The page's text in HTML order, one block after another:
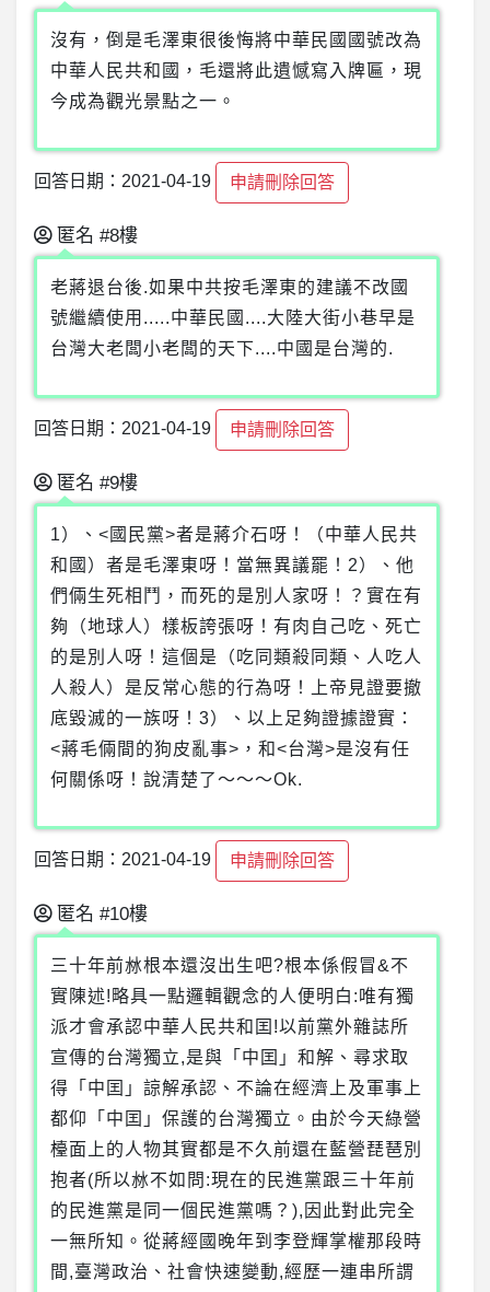
沒有，倒是毛澤東很後悔將中華民國國號改為
中華人民共和國，毛還將此遺憾寫入牌匾，現
今成為觀光景點之一。
回答日期：2021-04-19 申請刪除回答
匿名 #8樓
老蔣退台後.如果中共按毛澤東的建議不改國
號繼續使用.....中華民國....大陸大街小巷早是
台灣大老闆小老闆的天下....中國是台灣的.
回答日期：2021-04-19 申請刪除回答
匿名 #9樓
1）、<國民黨>者是蔣介石呀！（中華人民共
和國）者是毛澤東呀！當無異議罷！2）、他
們倆生死相鬥，而死的是別人家呀！？實在有
夠（地球人）樣板誇張呀！有肉自己吃、死亡
的是別人呀！這個是（吃同類殺同類、人吃人
人殺人）是反常心態的行為呀！上帝見證要撤
底毀滅的一族呀！3）、以上足夠證據證實：
<蔣毛倆間的狗皮亂事>，和<台灣>是沒有任
何關係呀！說清楚了～～～Ok.
回答日期：2021-04-19 申請刪除回答
匿名 #10樓
三十年前沝根本還沒出生吧?根本係假冒&不
實陳述!略具一點邏輯觀念的人便明白:唯有獨
派才會承認中華人民共和囯!以前黨外雜誌所
宣傳的台灣獨立,是與「中囯」和解、尋求取
得「中囯」諒解承認、不論在經濟上及軍事上
都仰「中囯」保護的台灣獨立。由於今天綠營
檯面上的人物其實都是不久前還在藍營琵琶別
抱者(所以沝不如問:現在的民進黨跟三十年前
的民進黨是同一個民進黨嗎？),因此對此完全
一無所知。從蔣經國晚年到李登輝掌權那段時
間,臺灣政治、社會快速變動,經歷一連串所謂